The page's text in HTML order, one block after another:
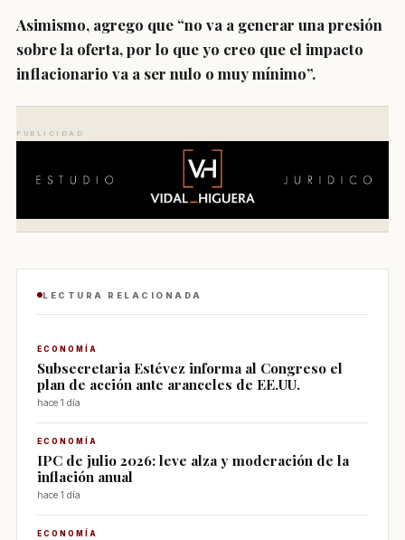
Asimismo, agrego que “no va a generar una presión
sobre la oferta, por lo que yo creo que el impacto
inflacionario va a ser nulo o muy mínimo”.
PUBLICIDAD
LECTURA RELACIONADA
ECONOMÍA
Subsecretaria Estévez informa al Congreso el
plan de acción ante aranceles de EE.UU.
hace 1 día
ECONOMÍA
IPC de julio 2026: leve alza y moderación de la
inflación anual
hace 1 día
ECONOMÍA